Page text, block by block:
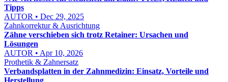
Tipps
AUTOR • Dec 29, 2025
Zahnkorrektur & Ausrichtung
Zähne verschieben sich trotz Retainer: Ursachen und
Lösungen
AUTOR • Apr 10, 2026
Prothetik & Zahnersatz
Verbandsplatten in der Zahnmedizin: Einsatz, Vorteile und
Herstellung